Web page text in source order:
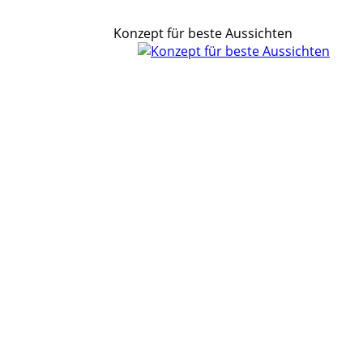
Konzept für beste Aussichten